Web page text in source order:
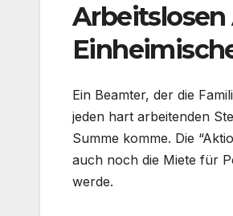
Ein Beamter, der die
jeden hart arbeitenden
Summe komme. Die
auch noch die Miete für
werde.